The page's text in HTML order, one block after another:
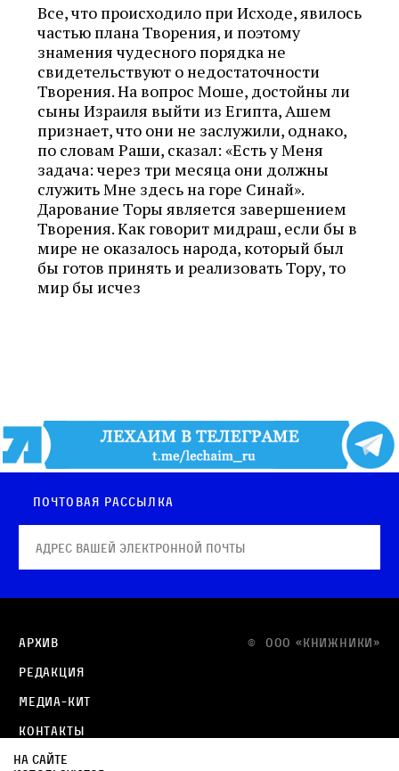
Все, что происходило при Исходе, явилось
частью плана Творения, и поэтому
знамения чудесного порядка не
свидетельствуют о недостаточности
Творения. На вопрос Моше, достойны ли
сыны Израиля выйти из Египта, Ашем
признает, что они не заслужили, однако,
по словам Раши, сказал: «Есть у Меня
задача: через три месяца они должны
служить Мне здесь на горе Синай».
Дарование Торы является завершением
Творения. Как говорит мидраш, если бы в
мире не оказалось народа, который был
бы готов принять и реализовать Тору, то
мир бы исчез
Почтовая рассылка
© OOO «КНИЖНИКИ»
Архив
Редакция
Медиа-кит
Контакты
Политика в отношении обработки персональных
На сайте